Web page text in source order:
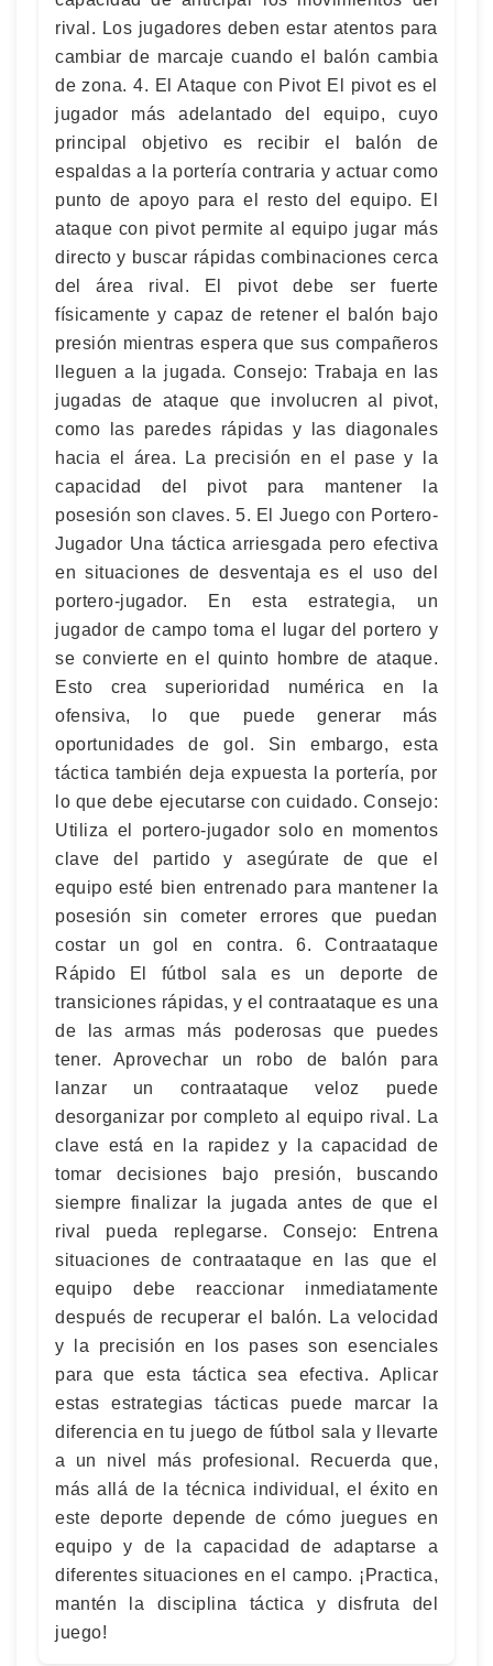
rival. Los jugadores deben estar atentos para
cambiar de marcaje cuando el balón cambia
de zona. 4. El Ataque con Pivot El pivot es el
jugador más adelantado del equipo, cuyo
principal objetivo es recibir el balón de
espaldas a la portería contraria y actuar como
punto de apoyo para el resto del equipo. El
ataque con pivot permite al equipo jugar más
directo y buscar rápidas combinaciones cerca
del área rival. El pivot debe ser fuerte
físicamente y capaz de retener el balón bajo
presión mientras espera que sus compañeros
lleguen a la jugada. Consejo: Trabaja en las
jugadas de ataque que involucren al pivot,
como las paredes rápidas y las diagonales
hacia el área. La precisión en el pase y la
capacidad del pivot para mantener la
posesión son claves. 5. El Juego con Portero-
Jugador Una táctica arriesgada pero efectiva
en situaciones de desventaja es el uso del
portero-jugador. En esta estrategia, un
jugador de campo toma el lugar del portero y
se convierte en el quinto hombre de ataque.
Esto crea superioridad numérica en la
ofensiva, lo que puede generar más
oportunidades de gol. Sin embargo, esta
táctica también deja expuesta la portería, por
lo que debe ejecutarse con cuidado. Consejo:
Utiliza el portero-jugador solo en momentos
clave del partido y asegúrate de que el
equipo esté bien entrenado para mantener la
posesión sin cometer errores que puedan
costar un gol en contra. 6. Contraataque
Rápido El fútbol sala es un deporte de
transiciones rápidas, y el contraataque es una
de las armas más poderosas que puedes
tener. Aprovechar un robo de balón para
lanzar un contraataque veloz puede
desorganizar por completo al equipo rival. La
clave está en la rapidez y la capacidad de
tomar decisiones bajo presión, buscando
siempre finalizar la jugada antes de que el
rival pueda replegarse. Consejo: Entrena
situaciones de contraataque en las que el
equipo debe reaccionar inmediatamente
después de recuperar el balón. La velocidad
y la precisión en los pases son esenciales
para que esta táctica sea efectiva. Aplicar
estas estrategias tácticas puede marcar la
diferencia en tu juego de fútbol sala y llevarte
a un nivel más profesional. Recuerda que,
más allá de la técnica individual, el éxito en
este deporte depende de cómo juegues en
equipo y de la capacidad de adaptarse a
diferentes situaciones en el campo. ¡Practica,
mantén la disciplina táctica y disfruta del
juego!